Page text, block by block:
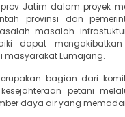
Jatim dalam proyek
provinsi dan
masalah
dapat
masyarakat Lumajang.
bagian dari
petani
daya air yang